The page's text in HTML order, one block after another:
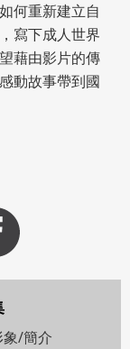
何重新建立自
寫下成人世界
藉由影片的傳
動故事帶到國
/簡介